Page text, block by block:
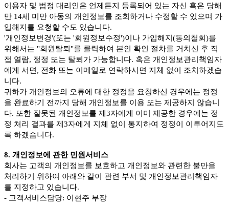
이용자 및 법정 대리인은 언제든지 등록되어 있는 자신 혹은 당해
만 14세 미만 아동의 개인정보를 조회하거나 수정할 수 있으며 가
입해지를 요청할 수도 있습니다.
'개인정보변경'(또는 '회원정보수정')이나 가입해지(동의철회)를
위해서는 "회원탈퇴"를 클릭하여 본인 확인 절차를 거치신 후 직
접 열람, 정정 또는 탈퇴가 가능합니다. 혹은 개인정보관리책임자
에게 서면, 전화 또는 이메일로 연락하시면 지체 없이 조치하겠습
니다.
귀하가 개인정보의 오류에 대한 정정을 요청하신 경우에는 정정
을 완료하기 전까지 당해 개인정보를 이용 또는 제공하지 않습니
다. 또한 잘못된 개인정보를 제3자에게 이미 제공한 경우에는 정
정 처리 결과를 제3자에게 지체 없이 통지하여 정정이 이루어지도
록 하겠습니다.
8. 개인정보에 관한 민원서비스
회사는 고객의 개인정보를 보호하고 개인정보와 관련한 불만을
처리하기 위하여 아래와 같이 관련 부서 및 개인정보관리책임자
를 지정하고 있습니다.
- 고객서비스담당: 이현주 부장